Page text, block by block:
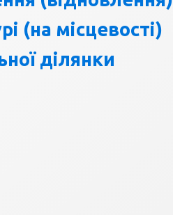
(на місцевості)
ділянки